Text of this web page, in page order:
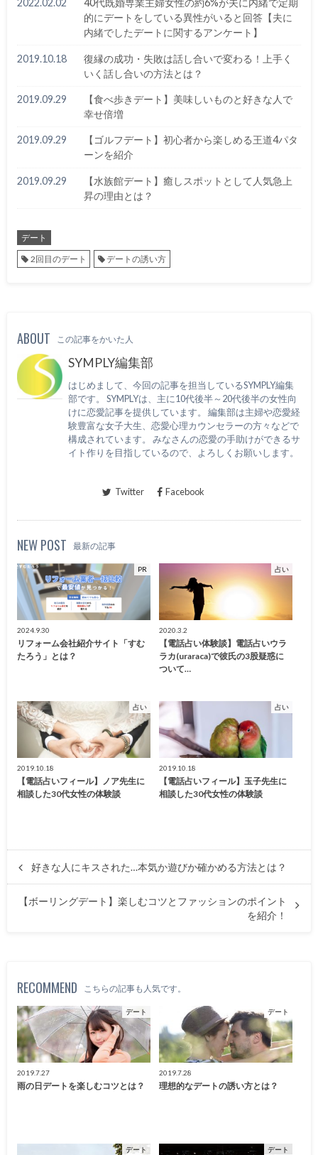
2022.02.02
40代既婚専業主婦女性の約6%が夫に内緒で定期
的にデートをしている異性がいると回答【夫に
内緒でしたデートに関するアンケート】
2019.10.18
復縁の成功・失敗は話し合いで変わる！上手く
いく話し合いの方法とは？
2019.09.29
【食べ歩きデート】美味しいものと好きな人で
幸せ倍増
2019.09.29
【ゴルフデート】初心者から楽しめる王道4パタ
ーンを紹介
2019.09.29
【水族館デート】癒しスポットとして人気急上
昇の理由とは？
デート
2回目のデート
デートの誘い方
ABOUT この記事をかいた人
SYMPLY編集部
はじめまして、今回の記事を担当しているSYMPLY編集
部です。 SYMPLYは、主に10代後半～20代後半の女性向
けに恋愛記事を提供しています。 編集部は主婦や恋愛経
験豊富な女子大生、恋愛心理カウンセラーの方々などで
構成されています。 みなさんの恋愛の手助けができるサ
イト作りを目指しているので、よろしくお願いします。
Twitter Facebook
NEW POST 最新の記事
PR
2024.9.30
リフォーム会社紹介サイト「すむ
たろう」とは？
占い
2020.3.2
【電話占い体験談】電話占いウラ
ラカ(uraraca)で彼氏の3股疑惑に
ついて…
占い
2019.10.18
【電話占いフィール】ノア先生に
相談した30代女性の体験談
占い
2019.10.18
【電話占いフィール】玉子先生に
相談した30代女性の体験談
好きな人にキスされた…本気か遊びか確かめる方法とは？
【ボーリングデート】楽しむコツとファッションのポイント
を紹介！
RECOMMEND こちらの記事も人気です。
デート
2019.7.27
雨の日デートを楽しむコツとは？
デート
2019.7.28
理想的なデートの誘い方とは？
デート デート